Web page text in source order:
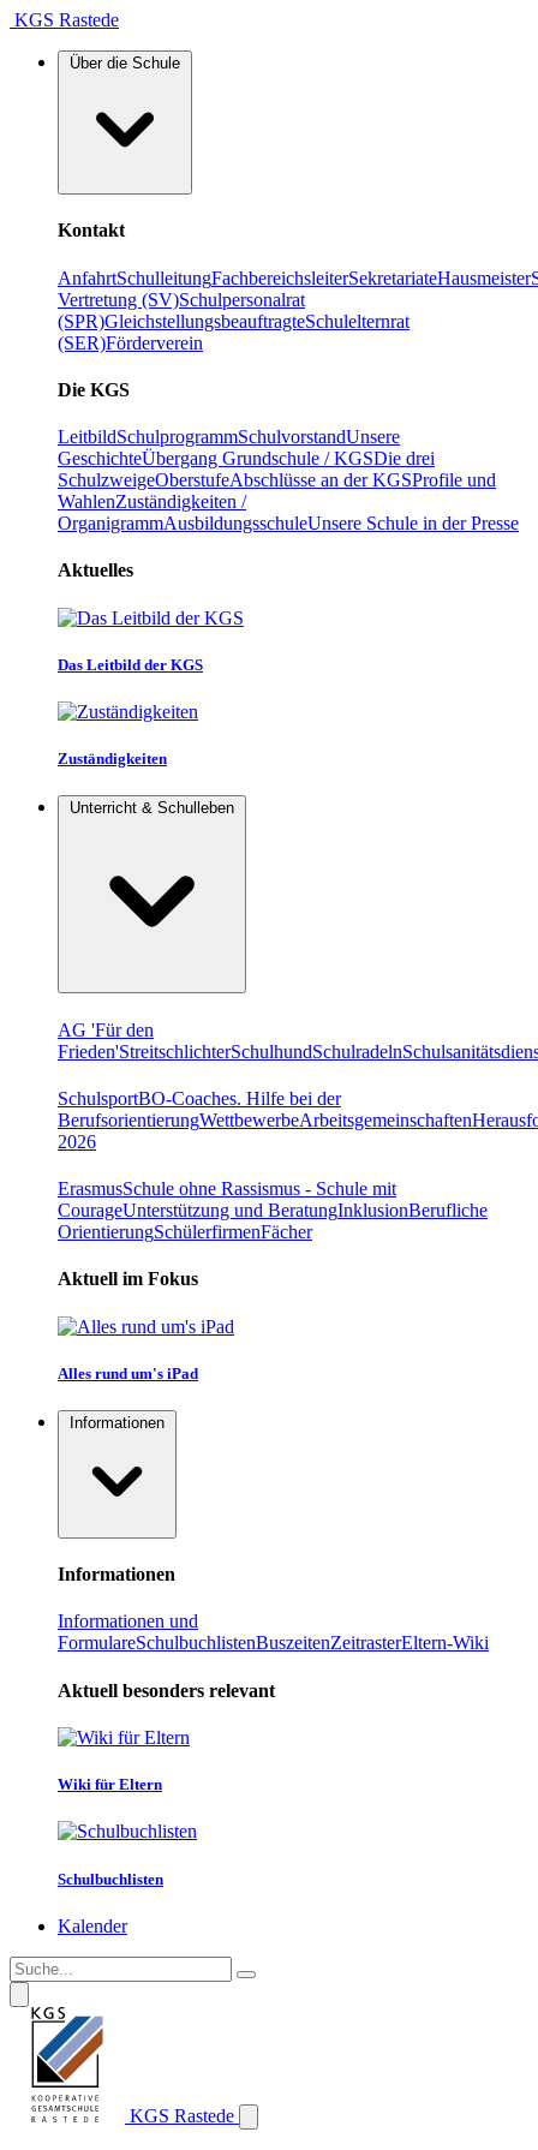
KGS Rastede
Über die Schule
Kontakt
AnfahrtSchulleitungFachbereichsleiterSekretariateHausmeister
Vertretung (SV)Schulpersonalrat
(SPR)GleichstellungsbeauftragteSchulelternrat
(SER)Förderverein
Die KGS
LeitbildSchulprogrammSchulvorstandUnsere
GeschichteÜbergang Grundschule / KGSDie drei
SchulzweigeOberstufeAbschlüsse an der KGSProfile und
WahlenZuständigkeiten /
OrganigrammAusbildungsschuleUnsere Schule in der Presse
Aktuelles
Das Leitbild der KGS
Zuständigkeiten
Unterricht & Schulleben
AG 'Für den
Frieden'StreitschlichterSchulhundSchulradeln
SchulsportBO-Coaches. Hilfe bei der
BerufsorientierungWettbewerbeArbeitsgemeinschaften
2026
ErasmusSchule ohne Rassismus - Schule mit
CourageUnterstützung und BeratungInklusionBerufliche
OrientierungSchülerfirmenFächer
Aktuell im Fokus
Alles rund um's iPad
Informationen
Informationen
Informationen und
FormulareSchulbuchlistenBuszeitenZeitrasterEltern-Wiki
Aktuell besonders relevant
Wiki für Eltern
Schulbuchlisten
Kalender
KGS Rastede